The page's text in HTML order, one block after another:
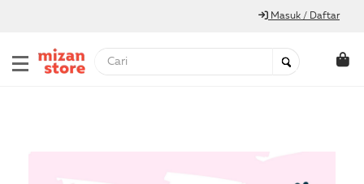
Masuk / Daftar